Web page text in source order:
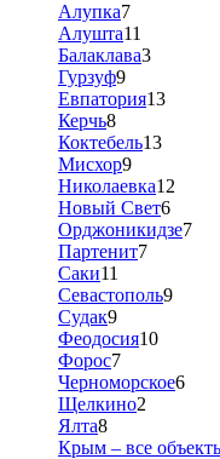
Алупка7
Алушта11
Балаклава3
Гурзуф9
Евпатория13
Керчь8
Коктебель13
Мисхор9
Николаевка12
Новый Свет6
Орджоникидзе7
Партенит7
Саки11
Севастополь9
Судак9
Феодосия10
Форос7
Черноморское6
Щелкино2
Ялта8
Крым – все